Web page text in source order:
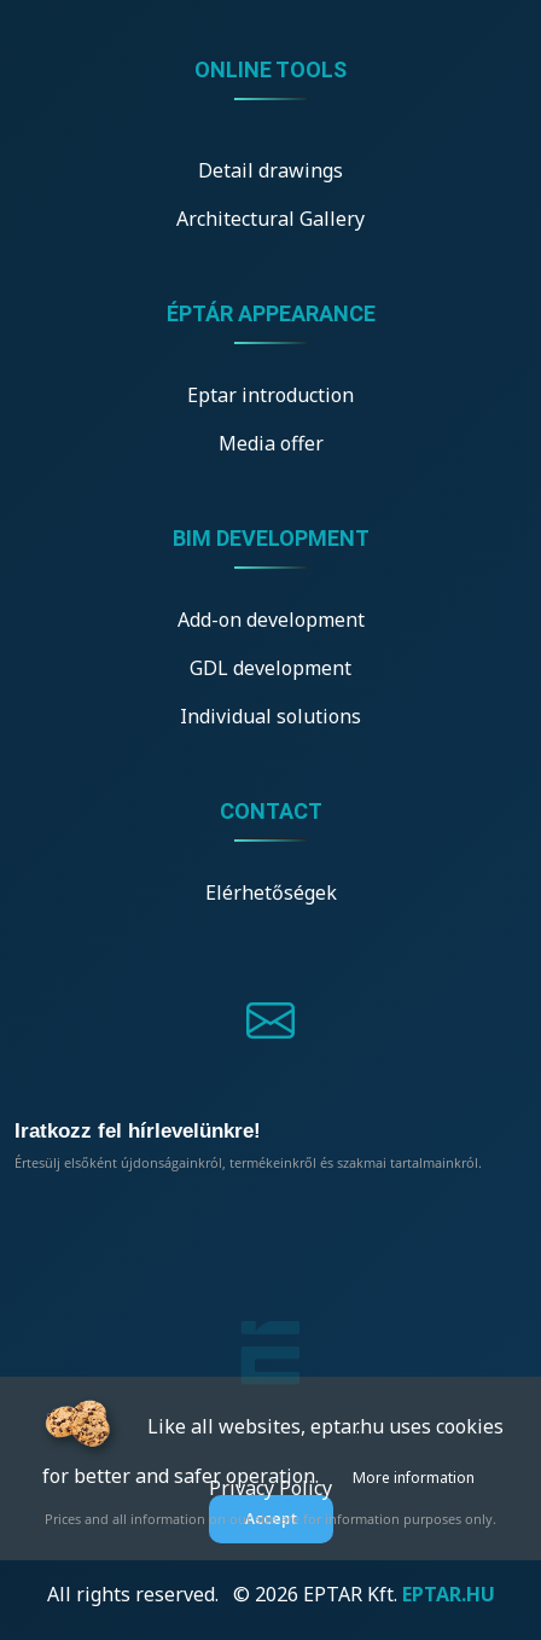
ONLINE TOOLS
Detail drawings
Architectural Gallery
ÉPTÁR APPEARANCE
Eptar introduction
Media offer
BIM DEVELOPMENT
Add-on development
GDL development
Individual solutions
CONTACT
Elérhetőségek
Iratkozz fel hírlevelünkre!
Értesülj elsőként újdonságainkról, termékeinkről és szakmai tartalmainkról.
Privacy Policy
Prices and all information on our site are for information purposes only.
All rights reserved. © 2026 EPTAR Kft. EPTAR.HU
Like all websites, eptar.hu uses cookies
for better and safer operation.
More information
Accept